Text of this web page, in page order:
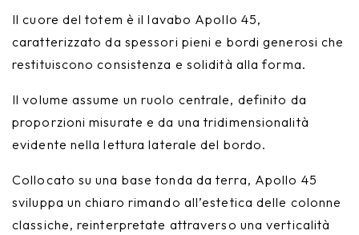
Il cuore del totem è il lavabo Apollo 45,
caratterizzato da spessori pieni e bordi generosi che
restituiscono consistenza e solidità alla forma.
Il volume assume un ruolo centrale, definito da
proporzioni misurate e da una tridimensionalità
evidente nella lettura laterale del bordo.
Collocato su una base tonda da terra, Apollo 45
sviluppa un chiaro rimando all’estetica delle colonne
classiche, reinterpretate attraverso una verticalità